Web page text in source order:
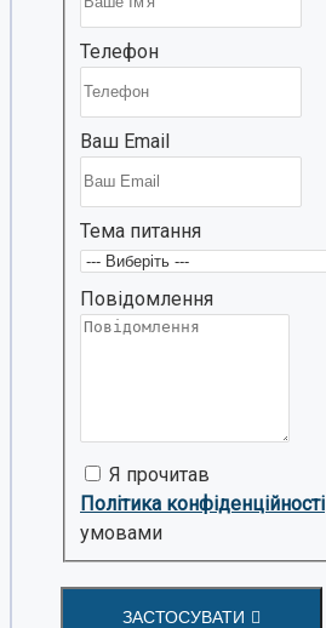
Телефон
Ваш Email
Тема питання
Повідомлення
Я прочитав
Політика конфіденційності
умовами
ЗАСТОСУВАТИ